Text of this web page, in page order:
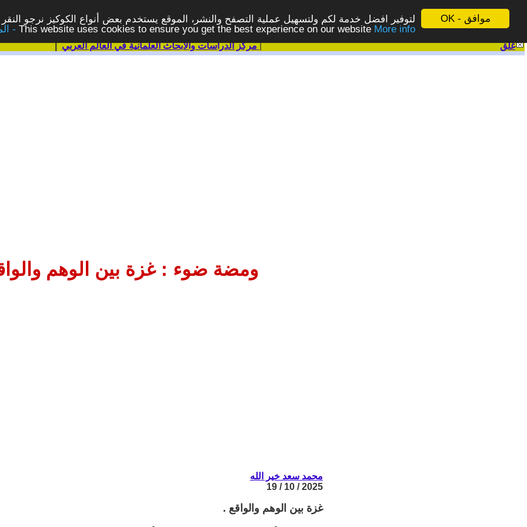
موافق - OK
لتوفير افضل خدمة لكم ولتسهيل عملية التصفح والنشر، الموقع يستخدم بعض أنواع الكوكيز نرجو
This website uses cookies to ensure you get the best experience on our website More info - المزيد
غلق |مركز الدراسات والابحاث العلمانية في العالم العربي |
ومضة ضوء : غزة بين الوهم
محمد سعد خير الله
2025 / 10 / 19
غزة بين الوهم والواقع .